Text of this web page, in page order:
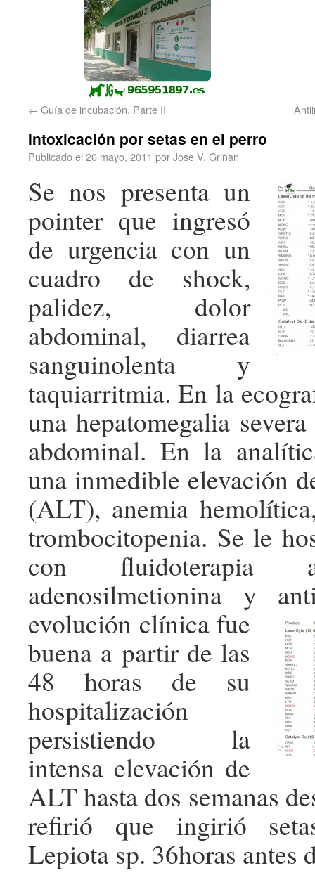
← Guía de incubación. Parte II
Intoxicación por setas en el perro
Publicado el 20 mayo, 2011 porJose V. Griñan
Se nos presenta un
pointer que ingresó
de urgencia con un
cuadro de shock,
palidez, dolor
abdominal, diarrea
sanguinolenta y
taquiarritmia. En la
una hepatomegalia
abdominal. En la
una inmedible elevación
(ALT), anemia
trombocitopenia. Se le
con fluidoterapia
adenosilmetionina y
evolución clínica fue
buena a partir de las
48 horas de su
hospitalización
persistiendo la
intensa elevación de
ALT hasta dos semanas
refirió que ingirió
Lepiota sp. 36horas antes